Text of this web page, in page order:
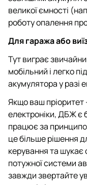
великої ємності
роботу опалення
Для гаража або
Тут виграє
мобільний і легко
акумулятора у разі
Якщо ваш пріоритет
електроніки, ДБЖ є
працює за
це більше рішення
керування та шукає
потужної системи
завжди звертайте